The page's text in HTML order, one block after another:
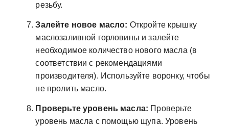
резьбу.
Залейте новое масло: Откройте крышку
маслозаливной горловины и залейте
необходимое количество нового масла (в
соответствии с рекомендациями
производителя). Используйте воронку, чтобы
не пролить масло.
Проверьте уровень масла: Проверьте
уровень масла с помощью щупа. Уровень